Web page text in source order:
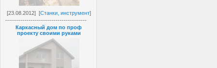
[23.08.2012] [Станки, инструмент]
------------------------------------------
Каркасный дом по проф
проекту своими руками